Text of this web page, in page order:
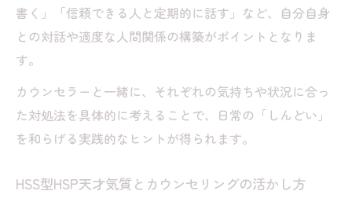
書く」「信頼できる人と定期的に話す」など、自分自身
との対話や適度な人間関係の構築がポイントとなりま
す。
カウンセラーと一緒に、それぞれの気持ちや状況に合っ
た対処法を具体的に考えることで、日常の「しんどい」
を和らげる実践的なヒントが得られます。
HSS型HSP天才気質とカウンセリングの活かし方